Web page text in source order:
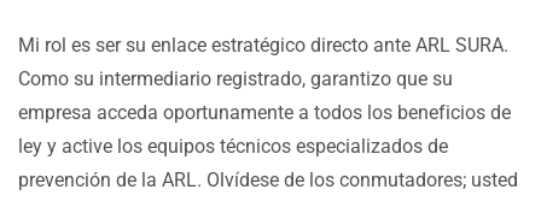
Mi rol es ser su enlace estratégico directo ante ARL SURA.
Como su intermediario registrado, garantizo que su
empresa acceda oportunamente a todos los beneficios de
ley y active los equipos técnicos especializados de
prevención de la ARL. Olvídese de los conmutadores; usted